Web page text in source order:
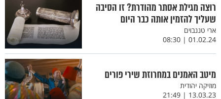
רוצה מגילת אסתר מהודרת? זו הסיבה
שעליך להזמין אותה כבר היום
ארי טננבוים
01.02.24 | 08:30
מיטב האמנים במחרוזת שירי פורים
מוזיקה יהודית
13.03.23 | 21:49